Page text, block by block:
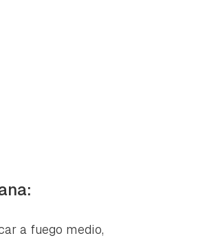
a fuego medio,